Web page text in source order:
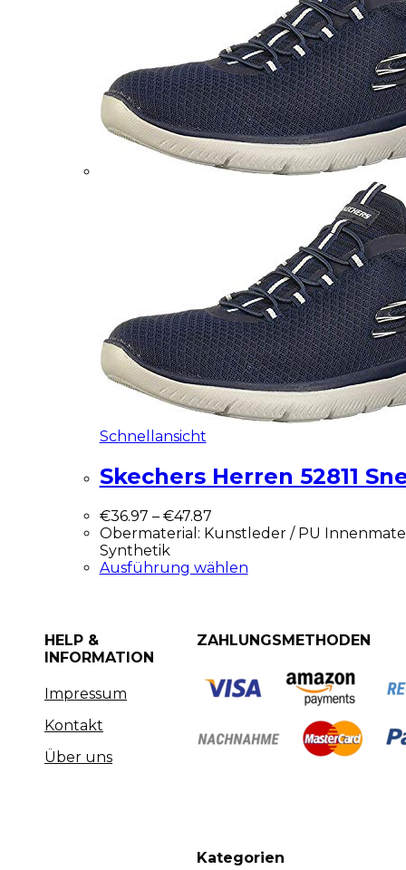
Schnellansicht
Skechers Herren 52811
€36.97 – €47.87
Obermaterial: Kunstleder / PU
Synthetik
Ausführung wählen
HELP &
INFORMATION
Impressum
Kontakt
Über uns
ZAHLUNGSMETHODEN
Kategorien